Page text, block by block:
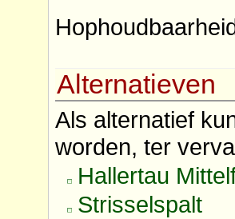
Alternatieven
Als alternatief
worden, ter
Hallertau
Strisselspalt